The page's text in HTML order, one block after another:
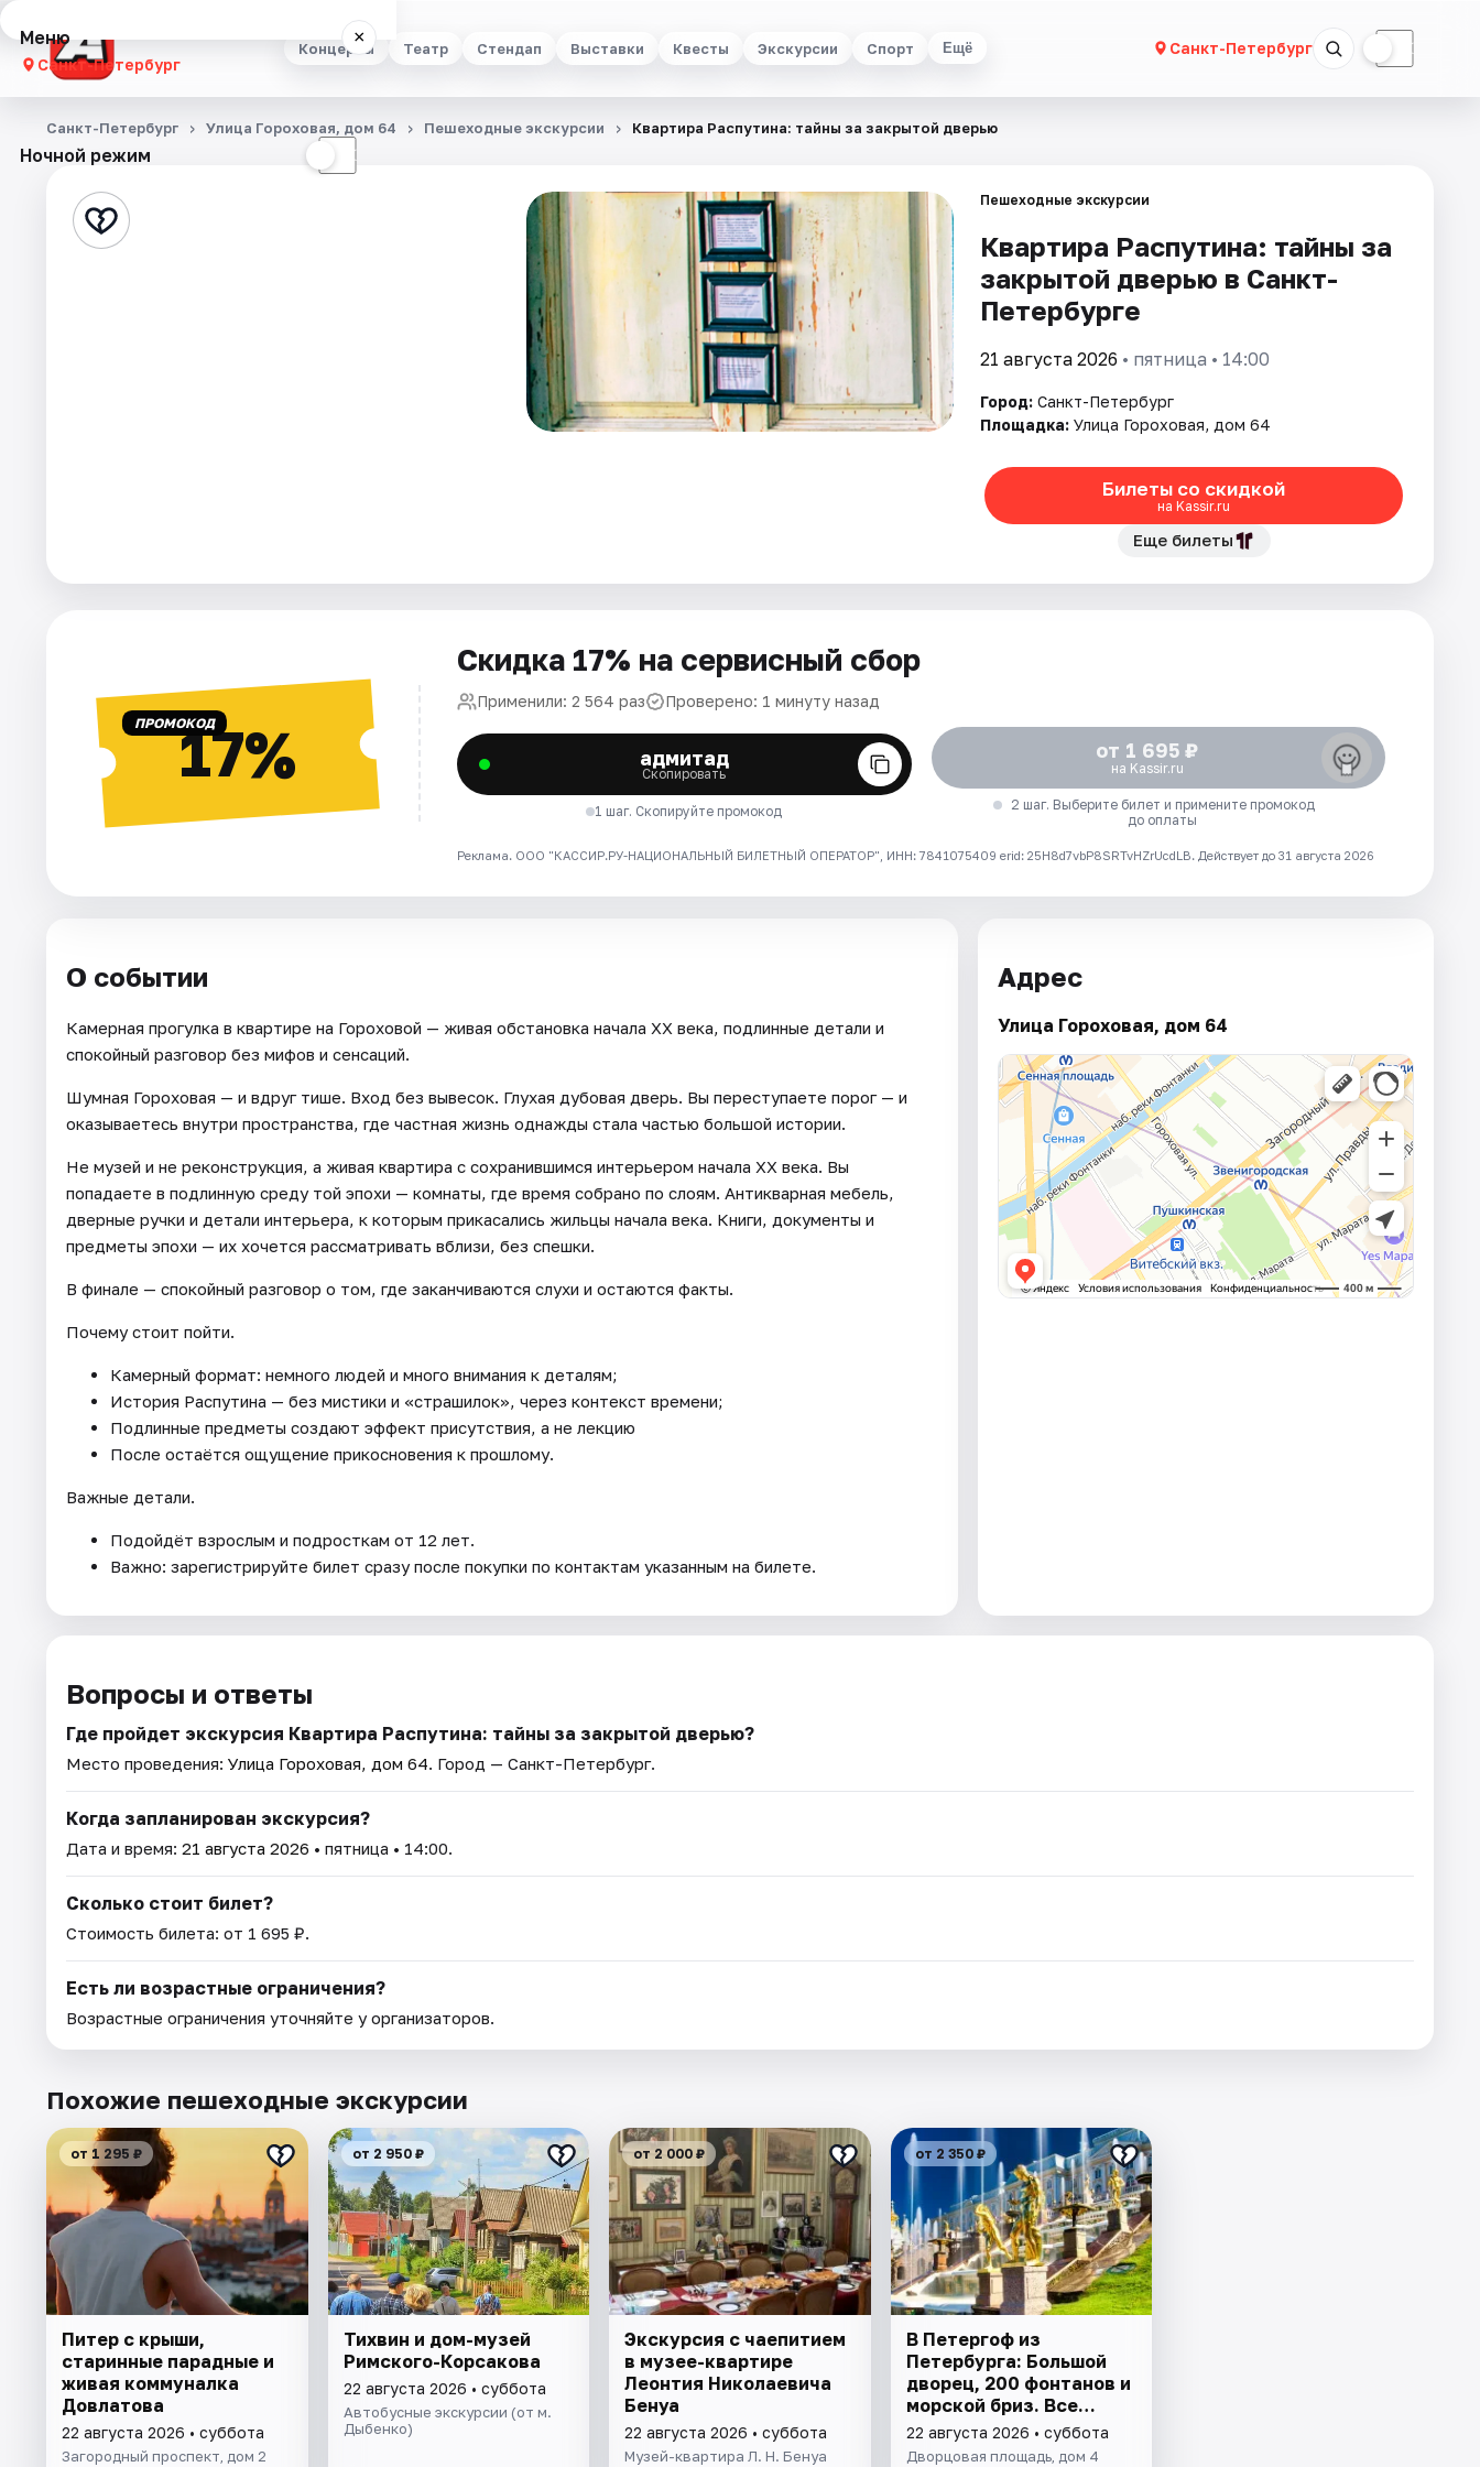
Концерты Театр Стендап Выставки Квесты Экскурсии Спорт Ещё Санкт-Петербург ☾
Меню ×
Санкт-Петербург
Концерты
Стендап
Рейтинги
Ночной режим ☾
Санкт-Петербург Улица Гороховая, дом 64 Пешеходные экскурсии Квартира Распутина: тайны за закрытой дверью
Пешеходные экскурсии
Квартира Распутина: тайны за
закрытой дверью в Санкт-
Петербурге
21 августа 2026 • пятница • 14:00
Город: Санкт-Петербург
Площадка: Улица Гороховая, дом 64
Билеты со скидкой
на Kassir.ru
Еще билеты
ПРОМОКОД17%
Скидка 17% на сервисный сбор
Применили: 2 564 раз Проверено: 1 минуту назад
адмитад
Скопировать
1 шаг. Скопируйте промокод
от 1 695 ₽
на Kassir.ru
2 шаг. Выберите билет и примените промокод
до оплаты
Реклама. ООО "КАССИР.РУ-НАЦИОНАЛЬНЫЙ БИЛЕТНЫЙ ОПЕРАТОР", ИНН: 7841075409 erid: 25H8d7vbP8SRTvHZrUcdLB. Действует до 31 августа 2026
О событии
Камерная прогулка в квартире на Гороховой — живая обстановка начала XX века, подлинные детали и
спокойный разговор без мифов и сенсаций.
Шумная Гороховая — и вдруг тише. Вход без вывесок. Глухая дубовая дверь. Вы переступаете порог — и
оказываетесь внутри пространства, где частная жизнь однажды стала частью большой истории.
Не музей и не реконструкция, а живая квартира с сохранившимся интерьером начала XX века. Вы
попадаете в подлинную среду той эпохи — комнаты, где время собрано по слоям. Антикварная мебель,
дверные ручки и детали интерьера, к которым прикасались жильцы начала века. Книги, документы и
предметы эпохи — их хочется рассматривать вблизи, без спешки.
В финале — спокойный разговор о том, где заканчиваются слухи и остаются факты.
Почему стоит пойти.
Камерный формат: немного людей и много внимания к деталям;
История Распутина — без мистики и «страшилок», через контекст времени;
Подлинные предметы создают эффект присутствия, а не лекцию
После остаётся ощущение прикосновения к прошлому.
Важные детали.
Подойдёт взрослым и подросткам от 12 лет.
Важно: зарегистрируйте билет сразу после покупки по контактам указанным на билете.
Адрес
Улица Гороховая, дом 64
Вопросы и ответы
Где пройдет экскурсия Квартира Распутина: тайны за закрытой дверью?
Место проведения: Улица Гороховая, дом 64. Город — Санкт-Петербург.
Когда запланирован экскурсия?
Дата и время: 21 августа 2026 • пятница • 14:00.
Сколько стоит билет?
Стоимость билета: от 1 695 ₽.
Есть ли возрастные ограничения?
Возрастные ограничения уточняйте у организаторов.
Похожие пешеходные экскурсии
от 1 295 ₽
Питер с крыши,
старинные парадные и
живая коммуналка
Довлатова
22 августа 2026 • суббота
Загородный проспект, дом 2
от 2 950 ₽
Тихвин и дом-музей
Римского-Корсакова
22 августа 2026 • суббота
Автобусные экскурсии (от м.
Дыбенко)
от 2 000 ₽
Экскурсия с чаепитием
в музее-квартире
Леонтия Николаевича
Бенуа
22 августа 2026 • суббота
Музей-квартира Л. Н. Бенуа
от 2 350 ₽
В Петергоф из
Петербурга: Большой
дворец, 200 фонтанов и
морской бриз. Все
включено
22 августа 2026 • суббота
Дворцовая площадь, дом 4